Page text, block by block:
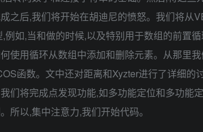
之后,我们将开始在胡迪尼的愤怒。我们将从
例如,当和做的时候,以及特别用于数组的前置
使用循环从数组中添加和删除元素。从那里
函数。文中还对距离和Xyzter进行了详细的
们将完成点发现功能,如多功能定位和多功能
所以,集中注意力,我们开始代码。